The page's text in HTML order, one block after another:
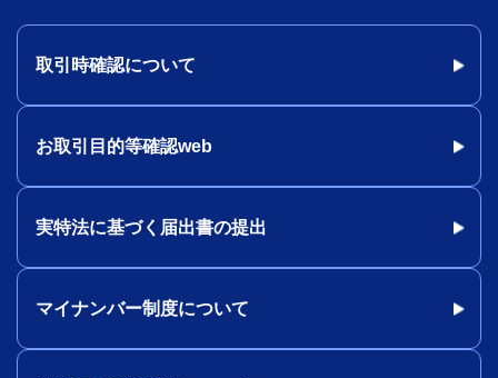
取引時確認について
お取引目的等確認web
実特法に基づく届出書の提出
マイナンバー制度について